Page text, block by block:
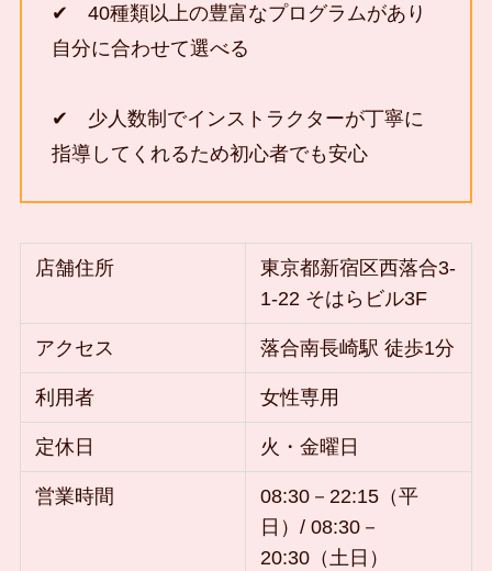
✔ 40種類以上の豊富なプログラムがあり
自分に合わせて選べる
✔ 少人数制でインストラクターが丁寧に
指導してくれるため初心者でも安心
店舗住所
東京都新宿区西落合3-
1-22 そはらビル3F
アクセス 落合南長崎駅 徒歩1分
利用者 女性専用
定休日 火・金曜日
営業時間
08:30－22:15（平
日）/ 08:30－
20:30（土日）